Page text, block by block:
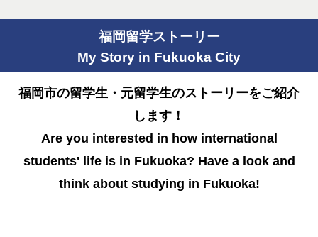
福岡留学ストーリー
My Story in Fukuoka City
福岡市の留学生・元留学生のストーリーをご紹介
します！
Are you interested in how international
students' life is in Fukuoka? Have a look and
think about studying in Fukuoka!